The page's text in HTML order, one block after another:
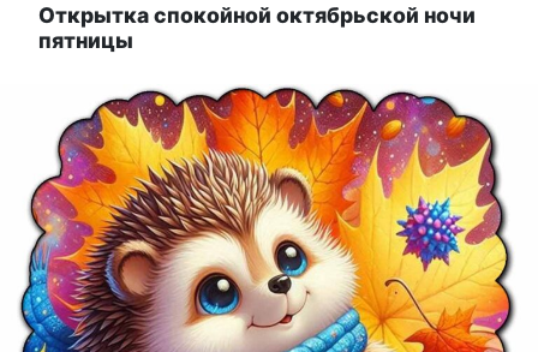
Открытка спокойной октябрьской ночи
пятницы